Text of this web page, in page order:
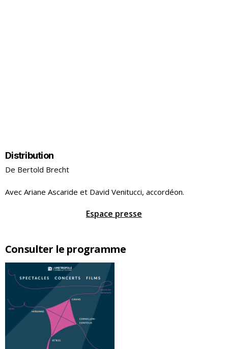
Consulter le programme
Distribution
De Bertold Brecht
Avec Ariane Ascaride et David Venitucci, accordéon.
Espace presse